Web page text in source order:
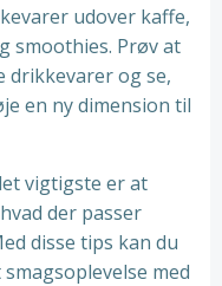
udover kaffe,
smoothies. Prøv at
drikkevarer og se,
en ny dimension til
vigtigste er at
der passer
disse tips kan du
med